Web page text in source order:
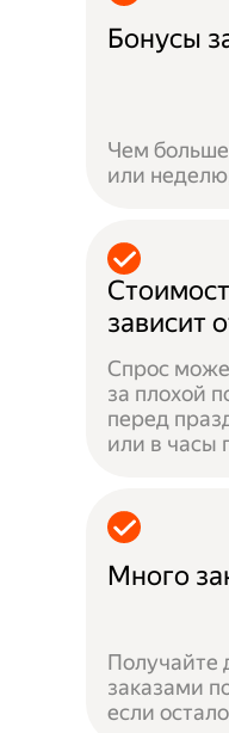
Бонусы
Чем больше
или
зависит
Спрос
за плохой
перед
или в часы
Много
Получайте
заказами
если